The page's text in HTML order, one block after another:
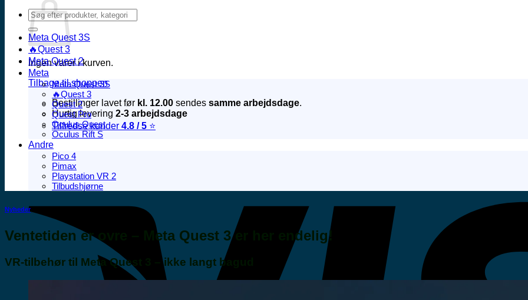
Ingen varer i kurven.
Tilbage til shoppen
Bestillinger lavet før kl. 12.00 sendes samme arbejdsdage.
Hurtig levering 2-3 arbejdsdage
Tilfredse kunder 4.8 / 5 ⭐
Søg
efter:
Meta Quest 3S
🔥Quest 3
Meta Quest 2
Meta
Meta Quest 3S
🔥Quest 3
Quest 2
Quest Pro
Oculus Quest
Oculus Rift S
Andre
Pico 4
Pimax
Playstation VR 2
Tilbudshjørne
Nyheder
Ventetiden er ovre – Meta Quest 3 er her endelig!
VR-tilbehør til Meta Quest 3 – ikke langt bagud